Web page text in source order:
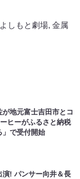
しもと劇場, 金属
地元富士吉田市とコ
ヒーがふるさと納税
」で受付開始
演! パンサー向井＆長